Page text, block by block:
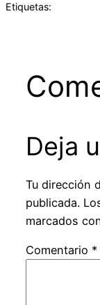
Etiquetas:
Deja
Tu dirección
publicada.
marcados
Comentario *